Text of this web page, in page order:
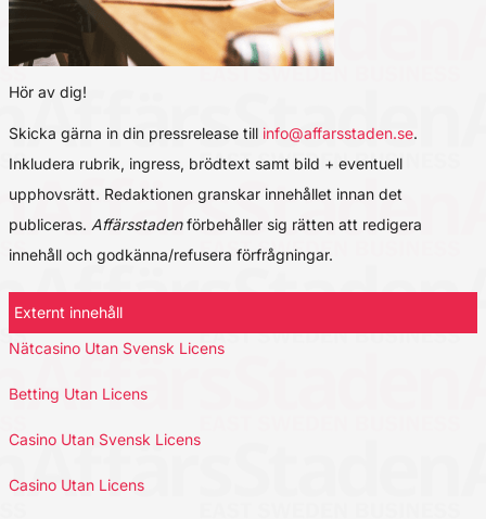
Hör av dig!
Skicka gärna in din pressrelease till info@affarsstaden.se.
Inkludera rubrik, ingress, brödtext samt bild + eventuell
upphovsrätt. Redaktionen granskar innehållet innan det
publiceras. Affärsstadenförbehåller sig rätten att redigera
innehåll och godkänna/refusera förfrågningar.
Externt innehåll
Nätcasino Utan Svensk Licens
Betting Utan Licens
Casino Utan Svensk Licens
Casino Utan Licens